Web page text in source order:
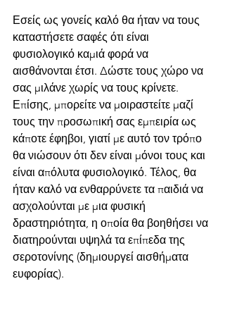
Εσείς ως γονείς καλό θα ήταν να τους
καταστήσετε σαφές ότι είναι
φυσιολογικό καμιά φορά να
αισθάνονται έτσι. Δώστε τους χώρο να
σας μιλάνε χωρίς να τους κρίνετε.
Επίσης, μπορείτε να μοιραστείτε μαζί
τους την προσωπική σας εμπειρία ως
κάποτε έφηβοι, γιατί με αυτό τον τρόπο
θα νιώσουν ότι δεν είναι μόνοι τους και
είναι απόλυτα φυσιολογικό. Τέλος, θα
ήταν καλό να ενθαρρύνετε τα παιδιά να
ασχολούνται με μια φυσική
δραστηριότητα, η οποία θα βοηθήσει να
διατηρούνται υψηλά τα επίπεδα της
σεροτονίνης (δημιουργεί αισθήματα
ευφορίας).